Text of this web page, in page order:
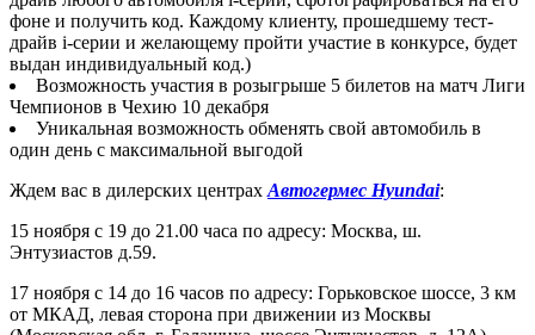
фоне и получить код. Каждому клиенту, прошедшему тест-
драйв i-серии и желающему пройти участие в конкурсе, будет
выдан индивидуальный код.)
Возможность участия в розыгрыше 5 билетов на матч Лиги
Чемпионов в Чехию 10 декабря
Уникальная возможность обменять свой автомобиль в
один день с максимальной выгодой
Ждем вас в дилерских центрах Автогермес Hyundai:
15 ноября с 19 до 21.00 часа по адресу: Москва, ш.
Энтузиастов д.59.
17 ноября c 14 до 16 часов по адресу: Горьковское шоссе, 3 км
от МКАД, левая сторона при движении из Москвы